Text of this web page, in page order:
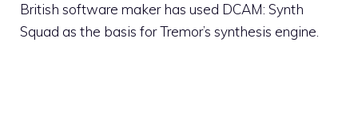
British software maker has used DCAM: Synth
Squad as the basis for Tremor’s synthesis engine.